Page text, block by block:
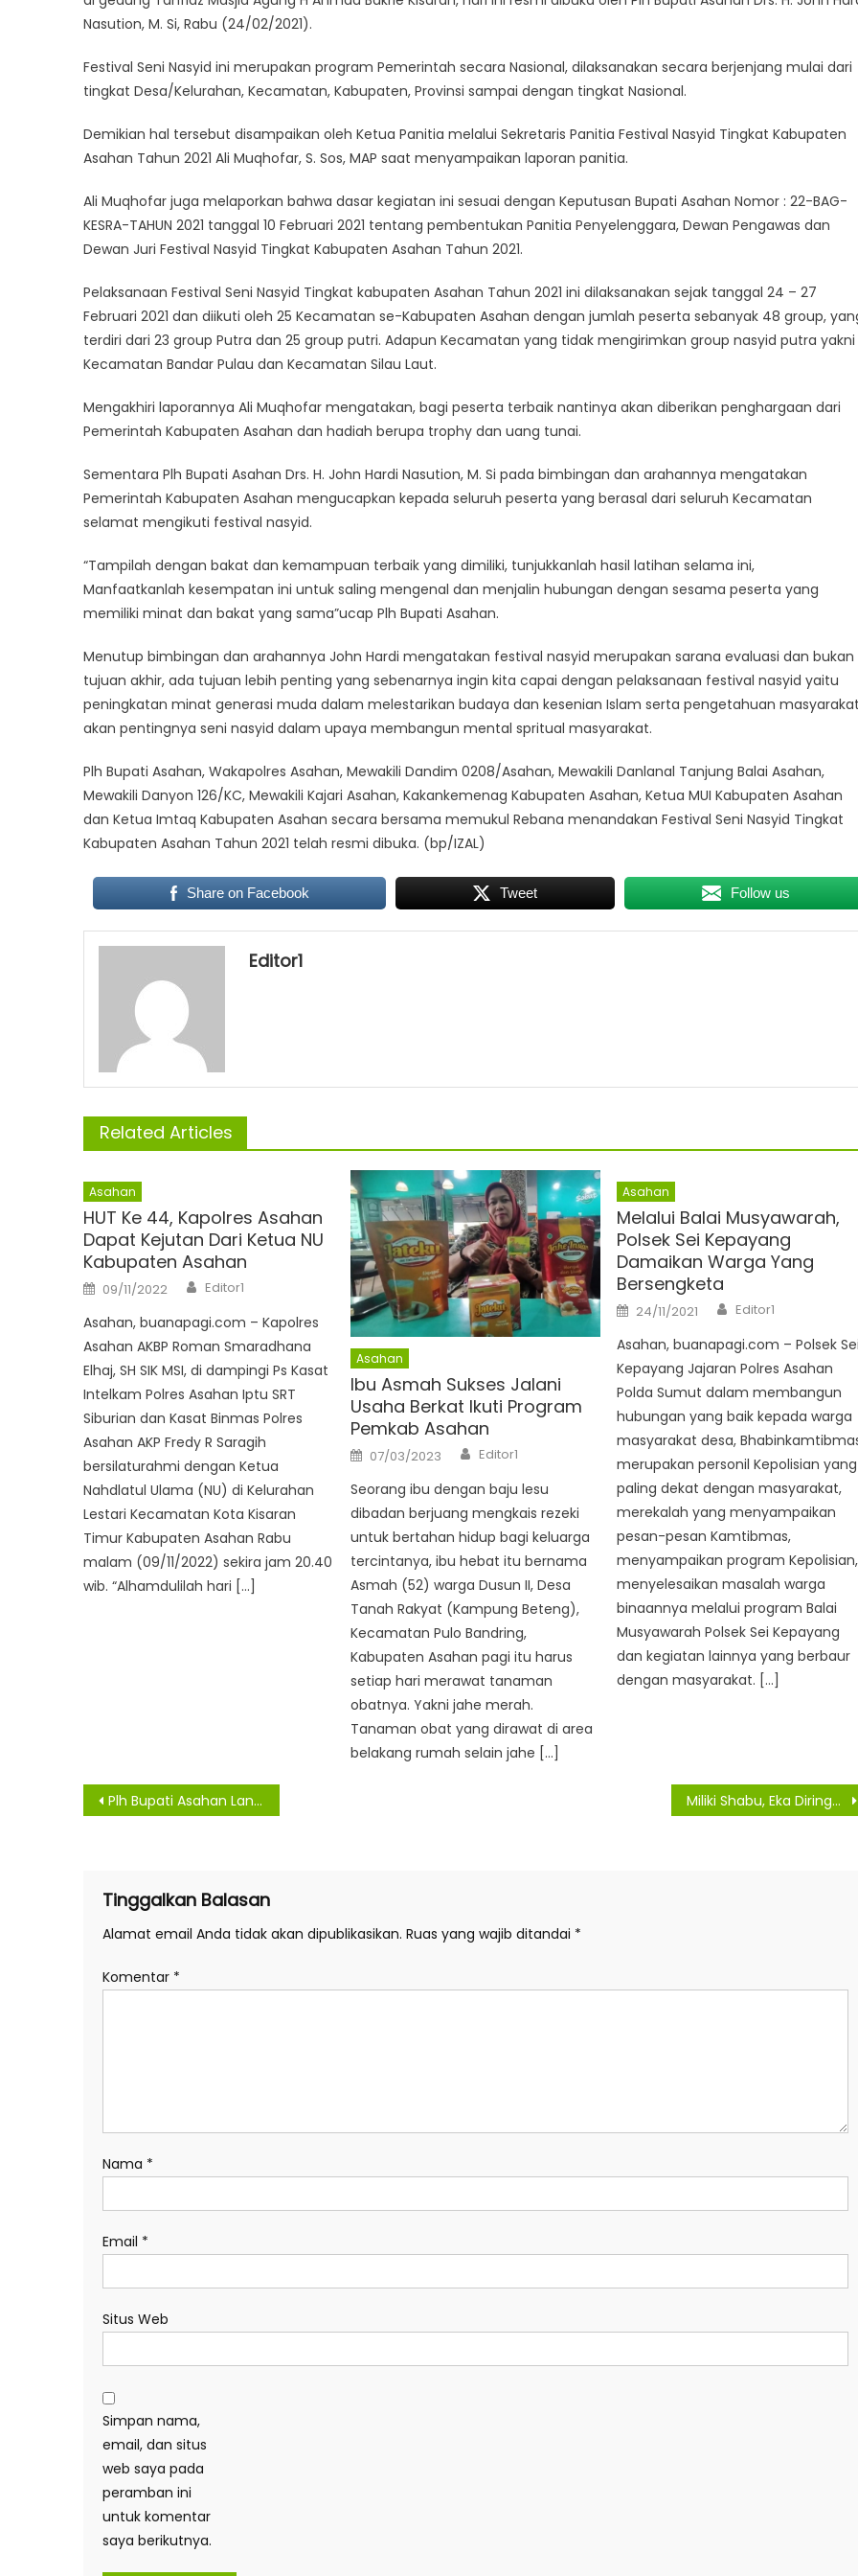
Nasution, M. Si, Rabu (24/02/2021).
Festival Seni Nasyid ini merupakan program Pemerintah secara Nasional, dilaksanakan secara berjenjang mulai dari
tingkat Desa/Kelurahan, Kecamatan, Kabupaten, Provinsi sampai dengan tingkat Nasional.
Demikian hal tersebut disampaikan oleh Ketua Panitia melalui Sekretaris Panitia Festival Nasyid Tingkat Kabupaten
Asahan Tahun 2021 Ali Muqhofar, S. Sos, MAP saat menyampaikan laporan panitia.
Ali Muqhofar juga melaporkan bahwa dasar kegiatan ini sesuai dengan Keputusan Bupati Asahan Nomor : 22-BAG-
KESRA-TAHUN 2021 tanggal 10 Februari 2021 tentang pembentukan Panitia Penyelenggara, Dewan Pengawas dan
Dewan Juri Festival Nasyid Tingkat Kabupaten Asahan Tahun 2021.
Pelaksanaan Festival Seni Nasyid Tingkat kabupaten Asahan Tahun 2021 ini dilaksanakan sejak tanggal 24 – 27
Februari 2021 dan diikuti oleh 25 Kecamatan se-Kabupaten Asahan dengan jumlah peserta sebanyak 48 group,
terdiri dari 23 group Putra dan 25 group putri. Adapun Kecamatan yang tidak mengirimkan group nasyid putra yakni
Kecamatan Bandar Pulau dan Kecamatan Silau Laut.
Mengakhiri laporannya Ali Muqhofar mengatakan, bagi peserta terbaik nantinya akan diberikan penghargaan dari
Pemerintah Kabupaten Asahan dan hadiah berupa trophy dan uang tunai.
Sementara Plh Bupati Asahan Drs. H. John Hardi Nasution, M. Si pada bimbingan dan arahannya mengatakan
Pemerintah Kabupaten Asahan mengucapkan kepada seluruh peserta yang berasal dari seluruh Kecamatan
selamat mengikuti festival nasyid.
“Tampilah dengan bakat dan kemampuan terbaik yang dimiliki, tunjukkanlah hasil latihan selama ini,
Manfaatkanlah kesempatan ini untuk saling mengenal dan menjalin hubungan dengan sesama peserta yang
memiliki minat dan bakat yang sama”ucap Plh Bupati Asahan.
Menutup bimbingan dan arahannya John Hardi mengatakan festival nasyid merupakan sarana evaluasi dan bukan
tujuan akhir, ada tujuan lebih penting yang sebenarnya ingin kita capai dengan pelaksanaan festival nasyid yaitu
peningkatan minat generasi muda dalam melestarikan budaya dan kesenian Islam serta pengetahuan
akan pentingnya seni nasyid dalam upaya membangun mental spritual masyarakat.
Plh Bupati Asahan, Wakapolres Asahan, Mewakili Dandim 0208/Asahan, Mewakili Danlanal Tanjung Balai Asahan,
Mewakili Danyon 126/KC, Mewakili Kajari Asahan, Kakankemenag Kabupaten Asahan, Ketua MUI Kabupaten Asahan
dan Ketua Imtaq Kabupaten Asahan secara bersama memukul Rebana menandakan Festival Seni Nasyid Tingkat
Kabupaten Asahan Tahun 2021 telah resmi dibuka. (bp/IZAL)
Share on Facebook Tweet Follow us
Editor1
Related Articles
Asahan
HUT Ke 44, Kapolres Asahan
Dapat Kejutan Dari Ketua NU
Kabupaten Asahan
Posted
on
09/11/2022 Author
Editor1
Asahan, buanapagi.com – Kapolres
Asahan AKBP Roman Smaradhana
Elhaj, SH SIK MSI, di dampingi Ps Kasat
Intelkam Polres Asahan Iptu SRT
Siburian dan Kasat Binmas Polres
Asahan AKP Fredy R Saragih
bersilaturahmi dengan Ketua
Nahdlatul Ulama (NU) di Kelurahan
Lestari Kecamatan Kota Kisaran
Timur Kabupaten Asahan Rabu
malam (09/11/2022) sekira jam 20.40
wib. “Alhamdulilah hari […]
Asahan
Ibu Asmah Sukses Jalani
Usaha Berkat Ikuti Program
Pemkab Asahan
Posted
on
07/03/2023 Author
Editor1
Seorang ibu dengan baju lesu
dibadan berjuang mengkais rezeki
untuk bertahan hidup bagi keluarga
tercintanya, ibu hebat itu bernama
Asmah (52) warga Dusun II, Desa
Tanah Rakyat (Kampung Beteng),
Kecamatan Pulo Bandring,
Kabupaten Asahan pagi itu harus
setiap hari merawat tanaman
obatnya. Yakni jahe merah.
Tanaman obat yang dirawat di area
belakang rumah selain jahe […]
Asahan
Melalui Balai Musyawarah,
Polsek Sei Kepayang
Damaikan Warga Yang
Bersengketa
Posted
on
24/11/2021 Author
Editor1
Asahan, buanapagi.com – Polsek
Kepayang Jajaran Polres Asahan
Polda Sumut dalam membangun
hubungan yang baik kepada warga
masyarakat desa,
merupakan personil Kepolisian yang
paling dekat dengan masyarakat,
merekalah yang menyampaikan
pesan-pesan Kamtibmas,
menyampaikan program Kepolisian,
menyelesaikan masalah warga
binaannya melalui program Balai
Musyawarah Polsek Sei Kepayang
dan kegiatan lainnya yang berbaur
dengan masyarakat. […]
Navigasi
Plh Bupati Asahan Lantik Dewan Juri Festival Seni Nasyid Tingkat Kabupaten Asahan Tahun 2021 Miliki Shabu, Eka Diringkus Satres Narkoba Polres Simalungun
Tinggalkan Balasan
Alamat email Anda tidak akan dipublikasikan. Ruas yang wajib ditandai *
Komentar *
Nama *
Email *
Situs Web
Simpan nama,
email, dan situs
web saya pada
peramban ini
untuk komentar
saya berikutnya.